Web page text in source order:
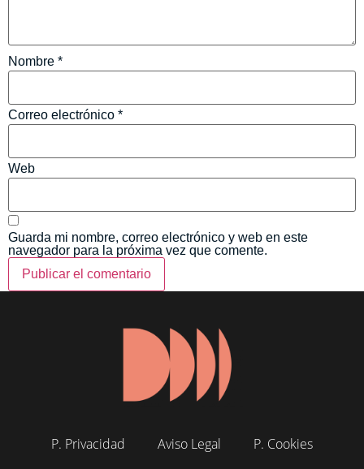
Nombre *
Correo electrónico *
Web
Guarda mi nombre, correo electrónico y web en este
navegador para la próxima vez que comente.
P. Privacidad Aviso Legal P. Cookies